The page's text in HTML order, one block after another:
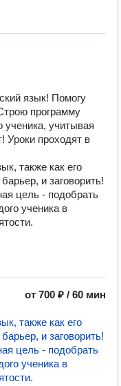
язык! Помогу
программу
ученика, учитывая
Уроки проходят в
также как его
и заговорить!
цель - подобрать
ученика в
от 700 ₽ / 60 мин
также как его
и заговорить!
цель - подобрать
ученика в